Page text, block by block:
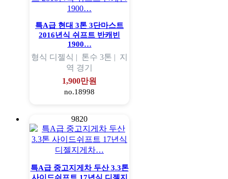
특A급 현대 3톤 3단마스트
2016년식 쉬프트 반캐빈
1900…
형식 디젤식 | 톤수 3톤 | 지
역 경기
1,900만원
no.18998
9820
특A급 중고지게차 두산 3.3톤